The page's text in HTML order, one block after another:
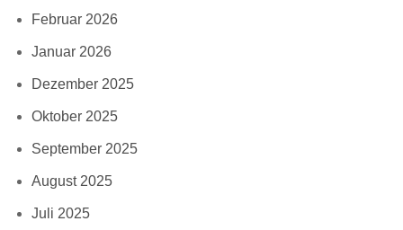
Februar 2026
Januar 2026
Dezember 2025
Oktober 2025
September 2025
August 2025
Juli 2025